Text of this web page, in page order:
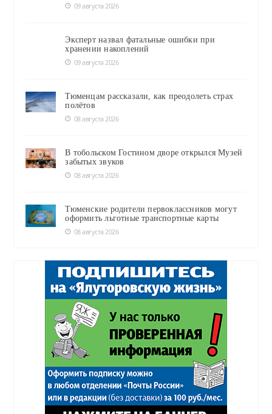
09 августа 2026
Эксперт назвал фатальные ошибки при
хранении накоплений
09 августа 2026
Тюменцам рассказали, как преодолеть страх
полётов
08 августа 2026
В тобольском Гостином дворе открылся Музей
забытых звуков
08 августа 2026
Тюменские родители первоклассников могут
оформить льготные транспортные карты
08 августа 2026